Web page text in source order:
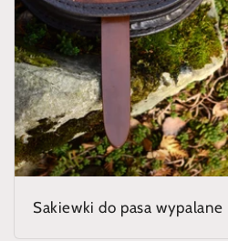
Sakiewki do pasa wypalane